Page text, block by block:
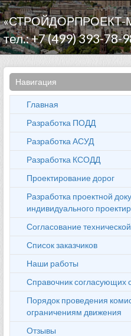
«СТРОЙДОРПРОЕКТ-
тел.: +7 (499) 393-78-
Навигация
Главная
Разработка ПОДД
Разработка АСУД
Разработка КСОДД
Проектирование дорог
Разработка проектной
индивидуального
Согласование
Список заказчиков
Наши работы
Справочник согласующих
Порядок проведения
ограничениям движения
Отзывы